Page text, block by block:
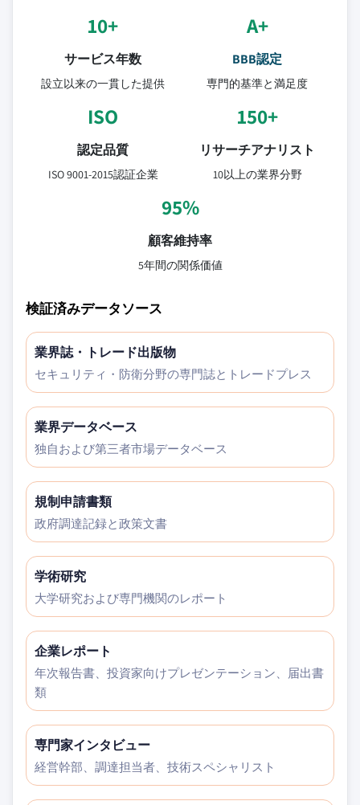
10+
サービス年数
設立以来の一貫した提供
A+
BBB認定
専門的基準と満足度
ISO
認定品質
ISO 9001-2015認証企業
150+
リサーチアナリスト
10以上の業界分野
95%
顧客維持率
5年間の関係価値
検証済みデータソース
業界誌・トレード出版物
セキュリティ・防衛分野の専門誌とトレードプレス
業界データベース
独自および第三者市場データベース
規制申請書類
政府調達記録と政策文書
学術研究
大学研究および専門機関のレポート
企業レポート
年次報告書、投資家向けプレゼンテーション、届出書
類
専門家インタビュー
経営幹部、調達担当者、技術スペシャリスト